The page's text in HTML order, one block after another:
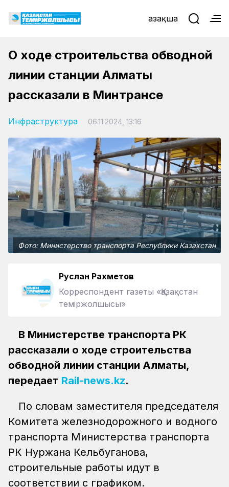
Қазақша
О ходе строительства обводной
линии станции Алматы
рассказали в Минтрансе
Инфраструктура 06.11.2024, 13:16
Фото: Министерство транспорта Республики Казахстан
Руслан Рахметов
Корреспондент газеты «Қазақстан
теміржолшысы»
В Министерстве транспорта РК
рассказали о ходе строительства
обводной линии станции Алматы,
передает Rail-news.kz.
По словам заместителя председателя
Комитета железнодорожного и водного
транспорта Министерства транспорта
РК Нуржана Кельбуганова,
строительные работы идут в
соответствии с графиком.